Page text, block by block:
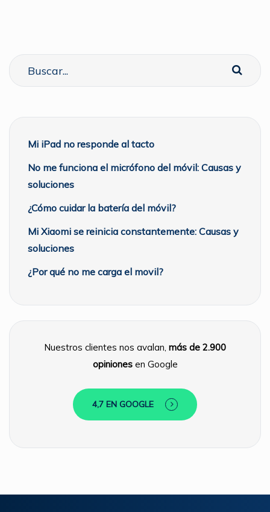
Mi iPad no responde al tacto
No me funciona el micrófono del móvil: Causas y
soluciones
¿Cómo cuidar la batería del móvil?
Mi Xiaomi se reinicia constantemente: Causas y
soluciones
¿Por qué no me carga el movil?
Nuestros clientes nos avalan, más de 2.900
opinionesen Google
4,7 EN GOOGLE